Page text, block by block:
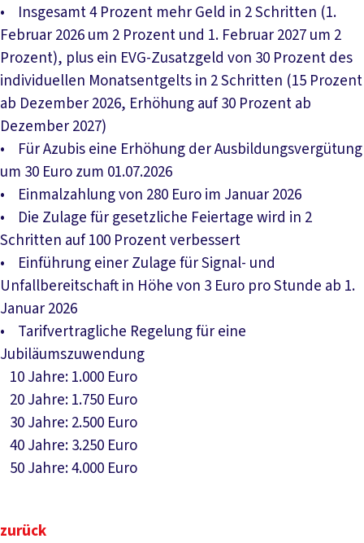
• Insgesamt 4 Prozent mehr Geld in 2 Schritten (1.
Februar 2026 um 2 Prozent und 1. Februar 2027 um 2
Prozent), plus ein EVG-Zusatzgeld von 30 Prozent des
individuellen Monatsentgelts in 2 Schritten (15 Prozent
ab Dezember 2026, Erhöhung auf 30 Prozent ab
Dezember 2027)
• Für Azubis eine Erhöhung der Ausbildungsvergütung
um 30 Euro zum 01.07.2026
• Einmalzahlung von 280 Euro im Januar 2026
• Die Zulage für gesetzliche Feiertage wird in 2
Schritten auf 100 Prozent verbessert
• Einführung einer Zulage für Signal- und
Unfallbereitschaft in Höhe von 3 Euro pro Stunde ab 1.
Januar 2026
• Tarifvertragliche Regelung für eine
Jubiläumszuwendung
10 Jahre: 1.000 Euro
20 Jahre: 1.750 Euro
30 Jahre: 2.500 Euro
40 Jahre: 3.250 Euro
50 Jahre: 4.000 Euro
zurück